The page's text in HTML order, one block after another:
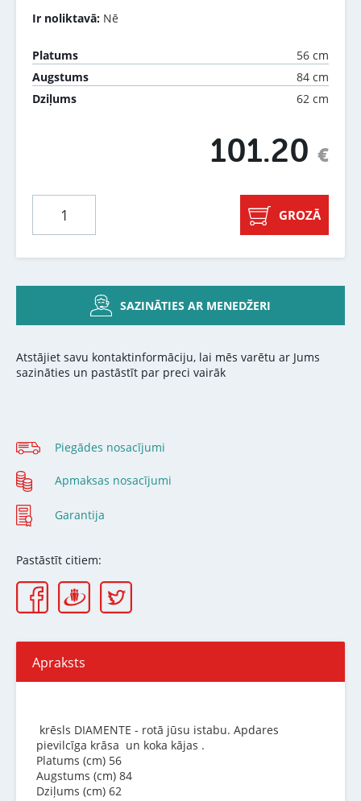
Ir noliktavā: Nē
Platums
56 cm
Augstums
84 cm
Dziļums
62 cm
101.20 €
GROZĀ
SAZINĀTIES AR MENEDŽERI
Atstājiet savu kontaktinformāciju, lai mēs varētu ar Jums
sazināties un pastāstīt par preci vairāk
Piegādes nosacījumi
Apmaksas nosacījumi
Garantija
Pastāstīt citiem:
Apraksts
krēsls DIAMENTE - rotā jūsu istabu. Apdares
pievilcīga krāsa un koka kājas .
Platums (cm) 56
Augstums (cm) 84
Dziļums (cm) 62